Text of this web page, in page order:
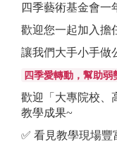
四季藝術基金會一
歡迎您一起加入擔
讓我們大手小手做
四季愛轉動，幫助
歡迎「大專院校、
教學成果~
✅ 看見教學現場豐